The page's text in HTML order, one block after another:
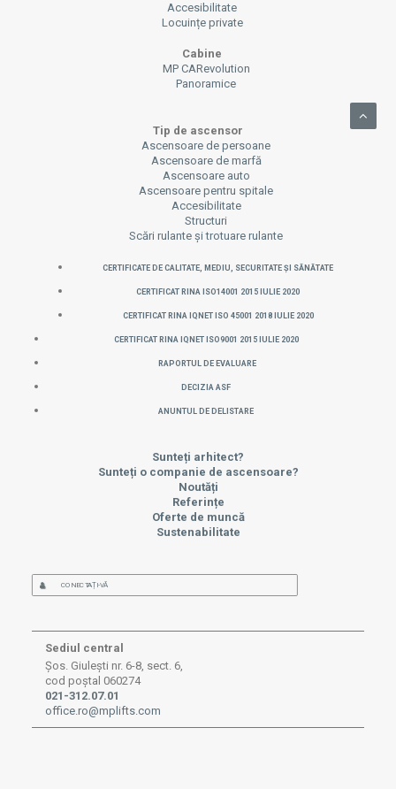
Accesibilitate
Locuințe private
Cabine
MP CARevolution
Panoramice
Tip de ascensor
Ascensoare de persoane
Ascensoare de marfă
Ascensoare auto
Ascensoare pentru spitale
Accesibilitate
Structuri
Scări rulante și trotuare rulante
CERTIFICATE DE CALITATE, MEDIU, SECURITATE ȘI SĂNĂTATE
CERTIFICAT RINA ISO14001 2015 IULIE 2020
CERTIFICAT RINA IQNET ISO 45001 2018 IULIE 2020
CERTIFICAT RINA IQNET ISO9001 2015 IULIE 2020
Raportul de evaluare
Decizia ASF
Anuntul de delistare
Sunteți arhitect?
Sunteți o companie de ascensoare?
Noutăți
Referințe
Oferte de muncă
Sustenabilitate
CONECTAȚI-VĂ
Sediul central
Șos. Giulești nr. 6-8, sect. 6,
cod poștal 060274
021-312.07.01
office.ro@mplifts.com